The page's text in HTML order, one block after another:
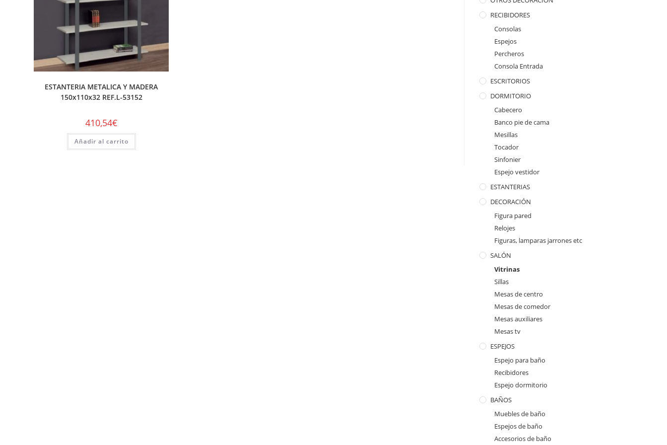
ESTANTERIA METALICA Y MADERA
150x110x32 REF.L-53152
410,54€
Añadir al carrito
RECIBIDORES
Consolas
Espejos
Percheros
Consola Entrada
ESCRITORIOS
DORMITORIO
Cabecero
Banco pie de cama
Mesillas
Tocador
Sinfonier
Espejo vestidor
ESTANTERIAS
DECORACIÓN
Figura pared
Relojes
Figuras, lamparas jarrones etc
SALÓN
Vitrinas
Sillas
Mesas de centro
Mesas de comedor
Mesas auxiliares
Mesas tv
ESPEJOS
Espejo para baño
Recibidores
Espejo dormitorio
BAÑOS
Muebles de baño
Espejos de baño
Accesorios de baño